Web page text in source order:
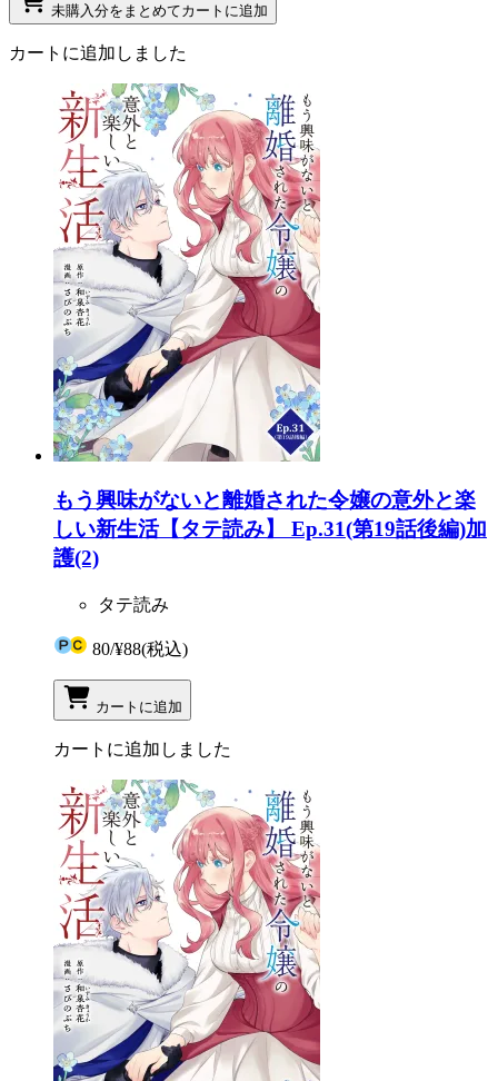
未購入分をまとめてカートに追加
カートに追加しました
もう興味がないと離婚された令嬢の意外と楽
しい新生活【タテ読み】 Ep.31(第19話後編)加
護(2)
タテ読み
80/¥88(税込)
カートに追加
カートに追加しました